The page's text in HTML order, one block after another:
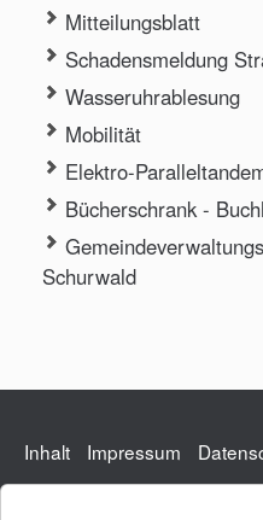
Mitteilungsblatt
Schadensmeldung
Wasseruhrablesung
Mobilität
Elektro-
Bücherschrank -
Schurwald
Inhalt Impressum